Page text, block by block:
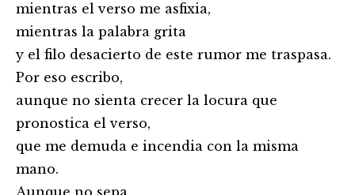
mientras el verso me asfixia,
mientras la palabra grita
y el filo desacierto de este rumor me traspasa.
Por eso escribo,
aunque no sienta crecer la locura que
pronostica el verso,
que me demuda e incendia con la misma
mano.